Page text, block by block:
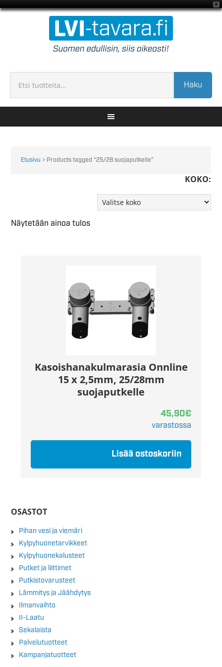
X
Haku
Etusivu > Products tagged “25/28 suojaputkelle”
KOKO:
Näytetään ainoa tulos
Kasoishanakulmarasia Onnline
15 x 2,5mm, 25/28mm
suojaputkelle
45,90€
varastossa
Lisää ostoskoriin
OSASTOT
Pihan vesi ja viemäri
Kylpyhuonetarvikkeet
Kylpyhuonekalusteet
Putket ja liittimet
Putkistovarusteet
Lämmitys ja Jäähdytys
Ilmanvaihto
II-Laatu
Sekalaista
Palvelutuotteet
Kampanjatuotteet